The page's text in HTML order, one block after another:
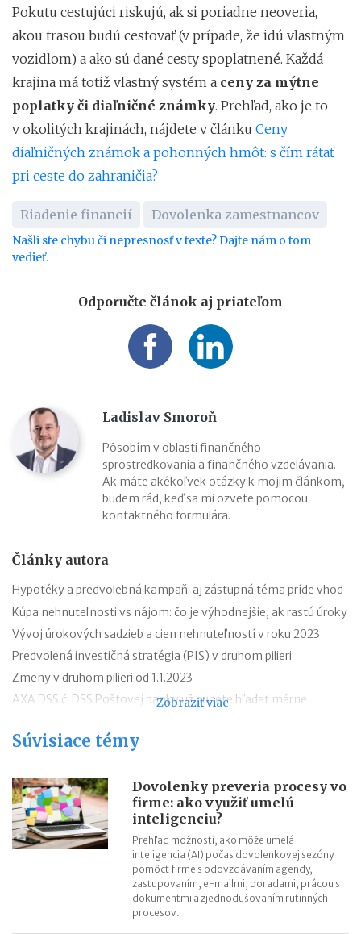
Pokutu cestujúci riskujú, ak si poriadne neoveria,
akou trasou budú cestovať (v prípade, že idú vlastným
vozidlom) a ako sú dané cesty spoplatnené. Každá
krajina má totiž vlastný systém a ceny za mýtne
poplatky či diaľničné známky. Prehľad, ako je to
v okolitých krajinách, nájdete v článku Ceny
diaľničných známok a pohonných hmôt: s čím rátať
pri ceste do zahraničia?
Riadenie financií Dovolenka zamestnancov
Našli ste chybu či nepresnosť v texte? Dajte nám o tom
vedieť.
Odporučte článok aj priateľom
Ladislav Smoroň
Pôsobím v oblasti finančného
sprostredkovania a finančného vzdelávania.
Ak máte akékoľvek otázky k mojim článkom,
budem rád, keď sa mi ozvete pomocou
kontaktného formulára.
Články autora
Hypotéky a predvolebná kampaň: aj zástupná téma príde vhod
Kúpa nehnuteľnosti vs nájom: čo je výhodnejšie, ak rastú úroky
Vývoj úrokových sadzieb a cien nehnuteľností v roku 2023
Predvolená investičná stratégia (PIS) v druhom pilieri
Zmeny v druhom pilieri od 1.1.2023
AXA DSS či DSS Poštovej banky už budete hľadať márne
Daňový bonus na zaplatené úroky z hypotéky v roku 2022
Daňový bonus na zaplatené úroky z hypotéky v praxi
Výpis z druhého piliera – otázky a odpovede
Zobraziť viac
Súvisiace témy
Dovolenky preveria procesy vo
firme: ako využiť umelú
inteligenciu?
Prehľad možností, ako môže umelá
inteligencia (AI) počas dovolenkovej sezóny
pomôcť firme s odovzdávaním agendy,
zastupovaním, e-mailmi, poradami, prácou s
dokumentmi a zjednodušovaním rutinných
procesov.